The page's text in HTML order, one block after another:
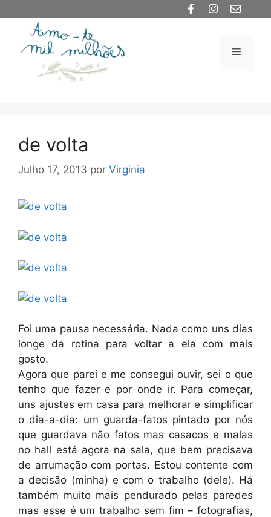
conteúdo
Menu
de volta
Julho 17, 2013 por Virginia
Foi uma pausa necessária. Nada como uns dias
longe da rotina para voltar a ela com mais
gosto.
Agora que parei e me consegui ouvir, sei o que
tenho que fazer e por onde ir. Para começar,
uns ajustes em casa para melhorar e simplificar
o dia-a-dia: um guarda-fatos pintado por nós
que guardava não fatos mas casacos e malas
no hall está agora na sala, que bem precisava
de arrumação com portas. Estou contente com
a decisão (minha) e com o trabalho (dele). Há
também muito mais pendurado pelas paredes
mas esse é um trabalho sem fim – fotografias,